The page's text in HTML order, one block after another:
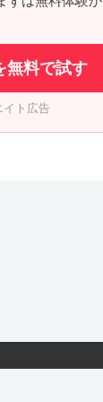
料で試す
ト広告